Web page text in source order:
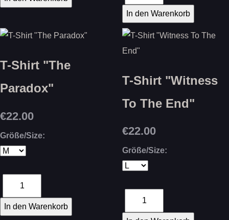
T-Shirt "The
Paradox"
€22.00
Größe/Size:
T-Shirt "Witness
To The End"
€22.00
Größe/Size: